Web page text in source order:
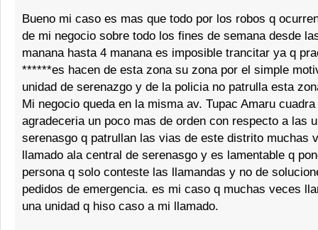
Bueno mi caso es mas que todo por los robos q
de mi negocio sobre todo los fines de semana desde
manana hasta 4 manana es imposible trancitar ya q
******es hacen de esta zona su zona por el simple
unidad de serenazgo y de la policia no patrulla esta
Mi negocio queda en la misma av. Tupac Amaru
agradeceria un poco mas de orden con respecto a las
serenasgo q patrullan las vias de este distrito muchas
llamado ala central de serenasgo y es lamentable q
persona q solo conteste las llamandas y no de
pedidos de emergencia. es mi caso q muchas veces
una unidad q hiso caso a mi llamado.